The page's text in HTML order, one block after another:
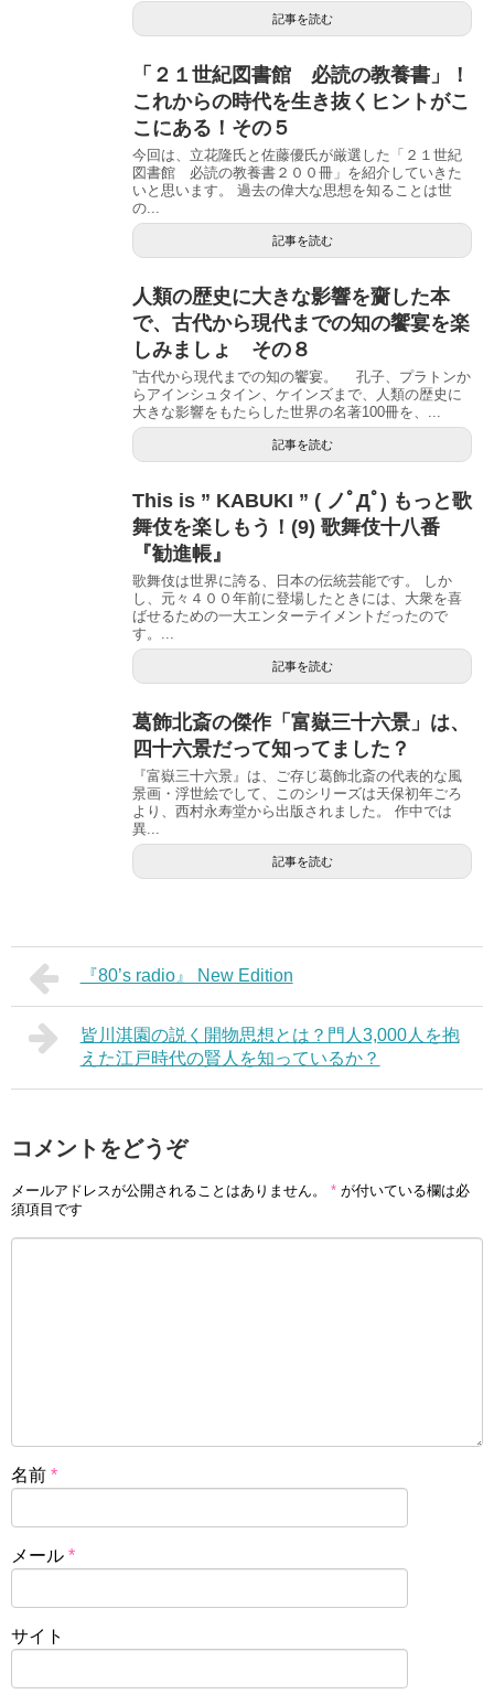
記事を読む
「２１世紀図書館 必読の教養書」！
これからの時代を生き抜くヒントがこ
こにある！その５
今回は、立花隆氏と佐藤優氏が厳選した「２１世紀
図書館 必読の教養書２００冊」を紹介していきた
いと思います。 過去の偉大な思想を知ることは世
の...
記事を読む
人類の歴史に大きな影響を齎した本
で、古代から現代までの知の饗宴を楽
しみましょ その８
”古代から現代までの知の饗宴。 孔子、プラトンか
らアインシュタイン、ケインズまで、人類の歴史に
大きな影響をもたらした世界の名著100冊を、...
記事を読む
This is ” KABUKI ” ( ノﾟДﾟ) もっと歌
舞伎を楽しもう！(9) 歌舞伎十八番
『勧進帳』
歌舞伎は世界に誇る、日本の伝統芸能です。 しか
し、元々４００年前に登場したときには、大衆を喜
ばせるための一大エンターテイメントだったので
す。...
記事を読む
葛飾北斎の傑作「富嶽三十六景」は、
四十六景だって知ってました？
『富嶽三十六景』は、ご存じ葛飾北斎の代表的な風
景画・浮世絵でして、このシリーズは天保初年ごろ
より、西村永寿堂から出版されました。 作中では
異...
記事を読む
『80’s radio』 New Edition
皆川淇園の説く開物思想とは？門人3,000人を抱
えた江戸時代の賢人を知っているか？
コメントをどうぞ
メールアドレスが公開されることはありません。 * が付いている欄は必
須項目です
名前 *
メール *
サイト